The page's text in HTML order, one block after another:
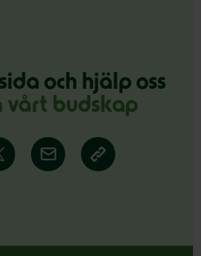
och hjälp oss
vårt budskap